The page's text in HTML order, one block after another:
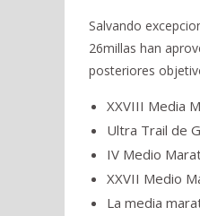
Salvando
26millas han
posteriores
XXVIII Media
Ultra Trail de
IV Medio
XXVII Medio
La media